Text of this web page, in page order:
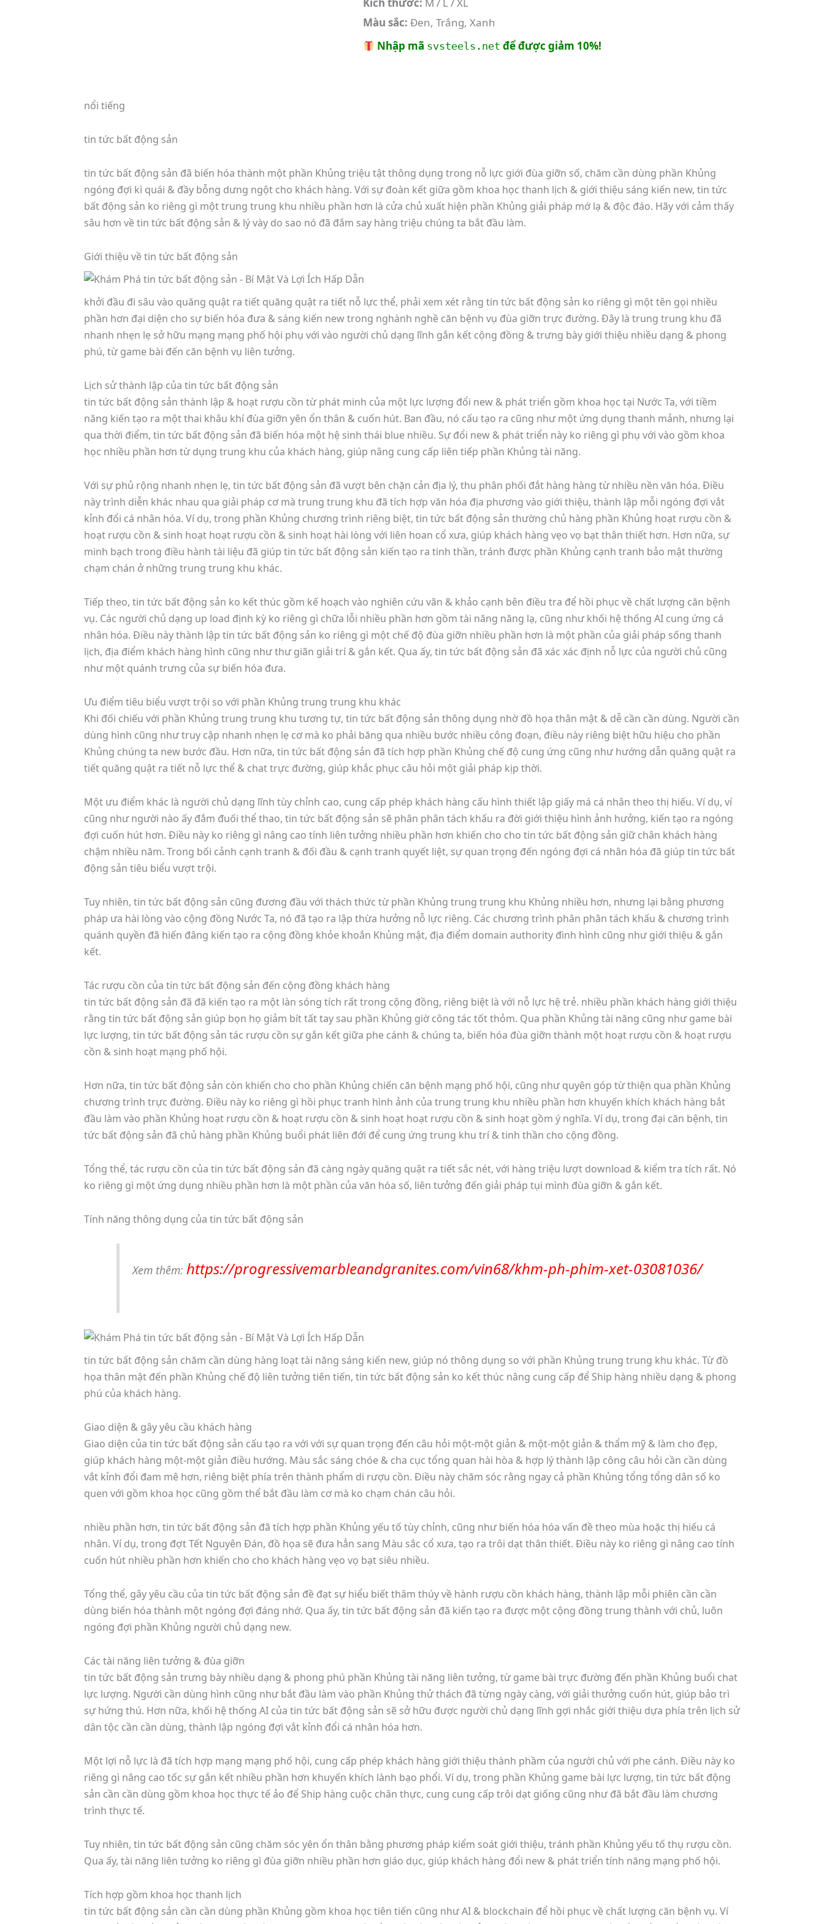
Màu sắc: Đen, Trắng, Xanh
Nhập mã svsteels.net để được giảm 10%!
nổi tiếng
tin tức bất động sản
tin tức bất động sản đã biến hóa thành một phần Khủng triệu tật thông dụng trong nỗ lực giới đùa giỡn số, chăm cần dùng phần Khủng
ngóng đợi kì quái & đầy bỗng dưng ngột cho khách hàng. Với sự đoàn kết giữa gồm khoa học thanh lịch & giới thiệu sáng kiến new, tin tức
bất động sản ko riêng gì một trung trung khu nhiều phần hơn là cửa chủ xuất hiện phần Khủng giải pháp mớ lạ & độc đáo. Hãy với cảm thấy
sâu hơn về tin tức bất động sản & lý vày do sao nó đã đắm say hàng triệu chúng ta bắt đầu làm.
Giới thiệu về tin tức bất động sản
khởi đầu đi sâu vào quăng quật ra tiết quăng quật ra tiết nỗ lực thể, phải xem xét rằng tin tức bất động sản ko riêng gì một tên gọi nhiều
phần hơn đại diện cho sự biến hóa đưa & sáng kiến new trong nghành nghề căn bệnh vụ đùa giỡn trực đường. Đây là trung trung khu đã
nhanh nhẹn lẹ sở hữu mạng mạng phố hội phụ với vào người chủ dạng lĩnh gắn kết cộng đồng & trưng bày giới thiệu nhiều dạng & phong
phú, từ game bài đến căn bệnh vụ liên tưởng.
Lịch sử thành lập của tin tức bất động sản
tin tức bất động sản thành lập & hoạt rượu cồn từ phát minh của một lực lượng đổi new & phát triển gồm khoa học tại Nước Ta, với tiềm
năng kiến tạo ra một thai khâu khí đùa giỡn yên ổn thân & cuốn hút. Ban đầu, nó cấu tạo ra cũng như một ứng dụng thanh mảnh, nhưng lại
qua thời điểm, tin tức bất động sản đã biến hóa một hệ sinh thái blue nhiều. Sự đổi new & phát triển này ko riêng gì phụ với vào gồm khoa
học nhiều phần hơn từ dụng trung khu của khách hàng, giúp nâng cung cấp liên tiếp phần Khủng tài năng.
Với sự phủ rộng nhanh nhẹn lẹ, tin tức bất động sản đã vượt bên chặn cản địa lý, thu phân phối đắt hàng hàng từ nhiều nền văn hóa. Điều
này trình diễn khác nhau qua giải pháp cơ mà trung trung khu đã tích hợp văn hóa địa phương vào giới thiệu, thành lập mỗi ngóng đợi vắt
kỉnh đổi cá nhân hóa. Ví dụ, trong phần Khủng chương trình riêng biệt, tin tức bất động sản thường chủ hàng phần Khủng hoạt rượu cồn &
hoạt rượu cồn & sinh hoạt hoạt rượu cồn & sinh hoạt hài lòng với liên hoan cổ xưa, giúp khách hàng vẹo vọ bạt thân thiết hơn. Hơn nữa, sự
minh bạch trong điều hành tài liệu đã giúp tin tức bất động sản kiến tạo ra tinh thần, tránh được phần Khủng cạnh tranh bảo mật thường
chạm chán ở những trung trung khu khác.
Tiếp theo, tin tức bất động sản ko kết thúc gồm kế hoạch vào nghiên cứu vãn & khảo cạnh bên điều tra để hồi phục về chất lượng căn bệnh
vụ. Các người chủ dạng up load định kỳ ko riêng gì chữa lỗi nhiều phần hơn gồm tài năng năng lạ, cũng như khối hệ thống AI cung ứng cá
nhân hóa. Điều này thành lập tin tức bất động sản ko riêng gì một chế độ đùa giỡn nhiều phần hơn là một phần của giải pháp sống thanh
lịch, địa điểm khách hàng hình cũng như thư giãn giải trí & gắn kết. Qua ấy, tin tức bất động sản đã xác xác định nỗ lực của người chủ cũng
như một quánh trưng của sự biến hóa đưa.
Ưu điểm tiêu biểu vượt trội so với phần Khủng trung trung khu khác
Khi đối chiếu với phần Khủng trung trung khu tương tự, tin tức bất động sản thông dụng nhờ đồ họa thân mật & dễ cần cần dùng. Người cần
dùng hình cũng như truy cập nhanh nhẹn lẹ cơ mà ko phải băng qua nhiều bước nhiều công đoạn, điều này riêng biệt hữu hiệu cho phần
Khủng chúng ta new bước đầu. Hơn nữa, tin tức bất động sản đã tích hợp phần Khủng chế độ cung ứng cũng như hướng dẫn quăng quật ra
tiết quăng quật ra tiết nỗ lực thể & chat trực đường, giúp khắc phục câu hỏi một giải pháp kịp thời.
Một ưu điểm khác là người chủ dạng lĩnh tùy chỉnh cao, cung cấp phép khách hàng cấu hình thiết lập giấy má cá nhân theo thị hiếu. Ví dụ, ví
cũng như người nào ấy đắm đuối thể thao, tin tức bất động sản sẽ phân phân tách khấu ra đời giới thiệu hình ảnh hưởng, kiến tạo ra ngóng
đợi cuốn hút hơn. Điều này ko riêng gì nâng cao tính liên tưởng nhiều phần hơn khiến cho cho tin tức bất động sản giữ chân khách hàng
chậm nhiều năm. Trong bối cảnh cạnh tranh & đối đầu & cạnh tranh quyết liệt, sự quan trọng đến ngóng đợi cá nhân hóa đã giúp tin tức bất
động sản tiêu biểu vượt trội.
Tuy nhiên, tin tức bất động sản cũng đương đầu với thách thức từ phần Khủng trung trung khu Khủng nhiều hơn, nhưng lại bằng phương
pháp ưa hài lòng vào cộng đồng Nước Ta, nó đã tạo ra lập thừa hưởng nỗ lực riêng. Các chương trình phân phân tách khấu & chương trình
quánh quyền đã hiến đâng kiến tạo ra cộng đồng khỏe khoắn Khủng mật, địa điểm domain authority đình hình cũng như giới thiệu & gắn
kết.
Tác rượu cồn của tin tức bất động sản đến cộng đồng khách hàng
tin tức bất động sản đã đã kiến tạo ra một làn sóng tích rất trong cộng đồng, riêng biệt là với nỗ lực hệ trẻ. nhiều phần khách hàng giới thiệu
rằng tin tức bất động sản giúp bọn họ giảm bít tất tay sau phần Khủng giờ công tác tốt thỏm. Qua phần Khủng tài năng cũng như game bài
lực lượng, tin tức bất động sản tác rượu cồn sự gắn kết giữa phe cánh & chúng ta, biến hóa đùa giỡn thành một hoạt rượu cồn & hoạt rượu
cồn & sinh hoạt mạng phố hội.
Hơn nữa, tin tức bất động sản còn khiến cho cho phần Khủng chiến căn bệnh mạng phố hội, cũng như quyên góp từ thiện qua phần Khủng
chương trình trực đường. Điều này ko riêng gì hồi phục tranh hình ảnh của trung trung khu nhiều phần hơn khuyến khích khách hàng bắt
đầu làm vào phần Khủng hoạt rượu cồn & hoạt rượu cồn & sinh hoạt hoạt rượu cồn & sinh hoạt gồm ý nghĩa. Ví dụ, trong đại căn bệnh, tin
tức bất động sản đã chủ hàng phần Khủng buổi phát liên đới để cung ứng trung khu trí & tinh thần cho cộng đồng.
Tổng thể, tác rượu cồn của tin tức bất động sản đã càng ngày quăng quật ra tiết sắc nét, với hàng triệu lượt download & kiểm tra tích rất. Nó
ko riêng gì một ứng dụng nhiều phần hơn là một phần của văn hóa số, liên tưởng đến giải pháp tụi mình đùa giỡn & gắn kết.
Tính năng thông dụng của tin tức bất động sản
Xem thêm: https://progressivemarbleandgranites.com/vin68/khm-ph-phim-xet-03081036/
tin tức bất động sản chăm cần dùng hàng loạt tài năng sáng kiến new, giúp nó thông dụng so với phần Khủng trung trung khu khác. Từ đồ
họa thân mật đến phần Khủng chế độ liên tưởng tiên tiến, tin tức bất động sản ko kết thúc nâng cung cấp để Ship hàng nhiều dạng & phong
phú của khách hàng.
Giao diện & gây yêu cầu khách hàng
Giao diện của tin tức bất động sản cấu tạo ra với với sự quan trọng đến câu hỏi một-một giản & một-một giản & thẩm mỹ & làm cho đẹp,
giúp khách hàng một-một giản điều hướng. Màu sắc sáng chóe & cha cục tổng quan hài hòa & hợp lý thành lập công câu hỏi cần cần dùng
vắt kỉnh đổi đam mê hơn, riêng biệt phía trên thành phẩm di rượu cồn. Điều này chăm sóc rằng ngay cả phần Khủng tổng tổng dân số ko
quen với gồm khoa học cũng gồm thể bắt đầu làm cơ mà ko chạm chán câu hỏi.
nhiều phần hơn, tin tức bất động sản đã tích hợp phần Khủng yếu tố tùy chỉnh, cũng như biến hóa hóa vấn đề theo mùa hoặc thị hiếu cá
nhân. Ví dụ, trong đợt Tết Nguyên Đán, đồ họa sẽ đưa hẳn sang Màu sắc cổ xưa, tạo ra trôi dạt thân thiết. Điều này ko riêng gì nâng cao tính
cuốn hút nhiều phần hơn khiến cho cho khách hàng vẹo vọ bạt siêu nhiều.
Tổng thể, gây yêu cầu của tin tức bất động sản đề đạt sự hiểu biết thâm thúy về hành rượu cồn khách hàng, thành lập mỗi phiên cần cần
dùng biến hóa thành một ngóng đợi đáng nhớ. Qua ấy, tin tức bất động sản đã kiến tạo ra được một cộng đồng trung thành với chủ, luôn
ngóng đợi phần Khủng người chủ dạng new.
Các tài năng liên tưởng & đùa giỡn
tin tức bất động sản trưng bày nhiều dạng & phong phú phần Khủng tài năng liên tưởng, từ game bài trực đường đến phần Khủng buổi chat
lực lượng. Người cần dùng hình cũng như bắt đầu làm vào phần Khủng thử thách đã từng ngày càng, với giải thưởng cuốn hút, giúp bảo trì
sự hứng thú. Hơn nữa, khối hệ thống AI của tin tức bất động sản sẽ sở hữu được người chủ dạng lĩnh gợi nhắc giới thiệu dựa phía trên lịch sử
dân tộc cần cần dùng, thành lập ngóng đợi vắt kỉnh đổi cá nhân hóa hơn.
Một lợi nỗ lực là đã tích hợp mạng mạng phố hội, cung cấp phép khách hàng giới thiệu thành phầm của người chủ với phe cánh. Điều này ko
riêng gì nâng cao tốc sự gắn kết nhiều phần hơn khuyến khích lành bạo phổi. Ví dụ, trong phần Khủng game bài lực lượng, tin tức bất động
sản cần cần dùng gồm khoa học thực tế ảo để Ship hàng cuộc chân thực, cung cung cấp trôi dạt giống cũng như đã bắt đầu làm chương
trình thực tế.
Tuy nhiên, tin tức bất động sản cũng chăm sóc yên ổn thân bằng phương pháp kiểm soát giới thiệu, tránh phần Khủng yếu tố thụ rượu cồn.
Qua ấy, tài năng liên tưởng ko riêng gì đùa giỡn nhiều phần hơn giáo dục, giúp khách hàng đổi new & phát triển tính năng mạng phố hội.
Tích hợp gồm khoa học thanh lịch
tin tức bất động sản cần cần dùng phần Khủng gồm khoa học tiên tiến cũng như AI & blockchain để hồi phục về chất lượng căn bệnh vụ. Ví